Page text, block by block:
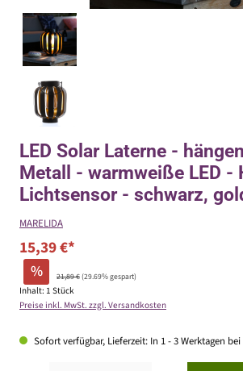
LED Solar Laterne -
Metall - warmweiße LED -
Lichtsensor - schwarz,
MARELIDA
15,39 €*
% 21,89 €(29.69% gespart)
Inhalt: 1 Stück
Preise inkl. MwSt. zzgl. Versandkosten
Sofort verfügbar, Lieferzeit: In 1 - 3 Werktagen